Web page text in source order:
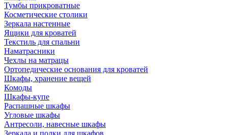
Тумбы прикроватные
Косметические столики
Зеркала настенные
Ящики для кроватей
Текстиль для спальни
Наматрасники
Чехлы на матрацы
Ортопедические основания для кроватей
Шкафы, хранение вещей
Комоды
Шкафы-купе
Распашные шкафы
Угловые шкафы
Антресоли, навесные шкафы
Зеркала и полки для шкафов